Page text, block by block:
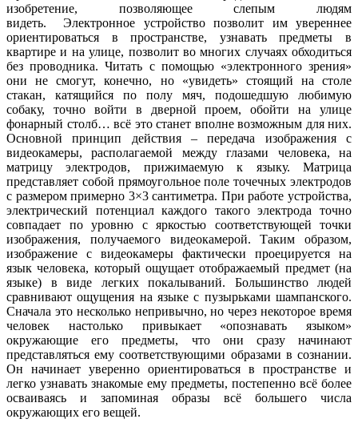
изобретение, позволяющее слепым людям
видеть. Электронное устройство позволит им увереннее
ориентироваться в пространстве, узнавать предметы в
квартире и на улице, позволит во многих случаях обходиться
без проводника. Читать с помощью «электронного зрения»
они не смогут, конечно, но «увидеть» стоящий на столе
стакан, катящийся по полу мяч, подошедшую любимую
собаку, точно войти в дверной проем, обойти на улице
фонарный столб… всё это станет вполне возможным для них.
Основной принцип действия – передача изображения с
видеокамеры, располагаемой между глазами человека, на
матрицу электродов, прижимаемую к языку. Матрица
представляет собой прямоугольное поле точечных электродов
с размером примерно 3×3 сантиметра. При работе устройства,
электрический потенциал каждого такого электрода точно
совпадает по уровню с яркостью соответствующей точки
изображения, получаемого видеокамерой. Таким образом,
изображение с видеокамеры фактически проецируется на
язык человека, который ощущает отображаемый предмет (на
языке) в виде легких покалываний. Большинство людей
сравнивают ощущения на языке с пузырьками шампанского.
Сначала это несколько непривычно, но через некоторое время
человек настолько привыкает «опознавать языком»
окружающие его предметы, что они сразу начинают
представляться ему соответствующими образами в сознании.
Он начинает уверенно ориентироваться в пространстве и
легко узнавать знакомые ему предметы, постепенно всё более
осваиваясь и запоминая образы всё большего числа
окружающих его вещей.